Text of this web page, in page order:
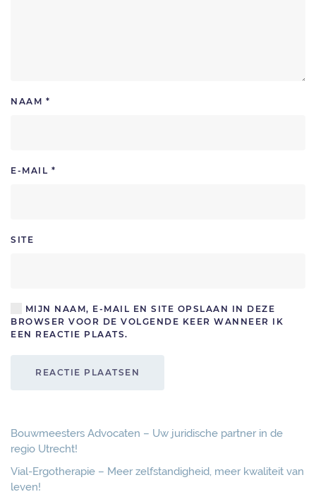
NAAM *
E-MAIL *
SITE
MIJN NAAM, E-MAIL EN SITE OPSLAAN IN DEZE
BROWSER VOOR DE VOLGENDE KEER WANNEER IK
EEN REACTIE PLAATS.
REACTIE PLAATSEN
Bouwmeesters Advocaten – Uw juridische partner in de
regio Utrecht!
Vial-Ergotherapie – Meer zelfstandigheid, meer kwaliteit van
leven!